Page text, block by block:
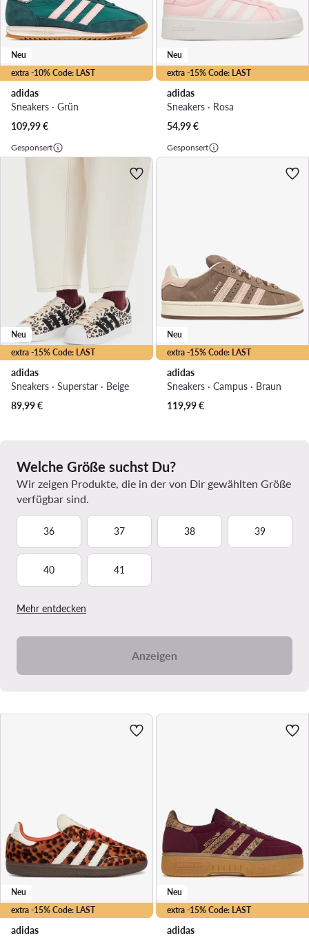
extra -10% Code: LAST
Neu
adidas
Sneakers · Grün
109,99€
extra -15% Code: LAST
Neu
adidas
Sneakers · Rosa
54,99€
Gesponsert
extra -15% Code: LAST
Neu
adidas
Sneakers · Superstar · Beige
89,99€
Gesponsert
extra -15% Code: LAST
Neu
adidas
Sneakers · Campus · Braun
119,99€
Welche Größe suchst Du?
Wir zeigen Produkte, die in der von Dir gewählten Größe
verfügbar sind.
36 37 38 39
40 41
Mehr entdecken
Anzeigen
extra -15% Code: LAST
Neu
adidas
extra -15% Code: LAST
Neu
adidas